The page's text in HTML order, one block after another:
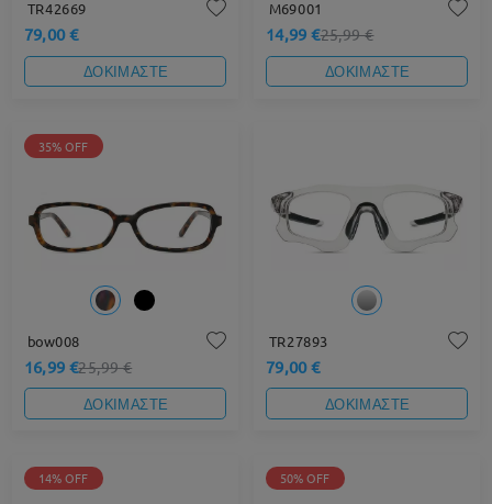
TR42669
79,00 €
ΔΟΚΙΜΑΣΤΕ
M69001
14,99 €25,99 €
ΔΟΚΙΜΑΣΤΕ
35% OFF
bow008
16,99 €25,99 €
ΔΟΚΙΜΑΣΤΕ
TR27893
79,00 €
ΔΟΚΙΜΑΣΤΕ
14% OFF 50% OFF